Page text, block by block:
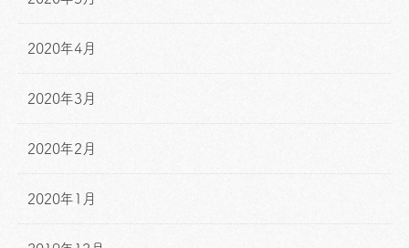
2020年4月
2020年3月
2020年2月
2020年1月